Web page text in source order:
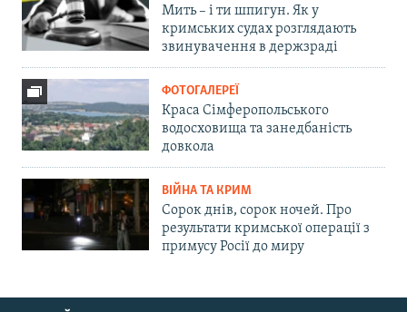
Мить – і ти шпигун. Як у
кримських судах розглядають
звинувачення в держзраді
ФОТОГАЛЕРЕЇ
Краса Сімферопольського
водосховища та занедбаність
довкола
ВІЙНА ТА КРИМ
Сорок днів, сорок ночей. Про
результати кримської операції з
примусу Росії до миру